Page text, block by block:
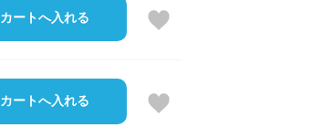
カートへ入れる
カートへ入れる